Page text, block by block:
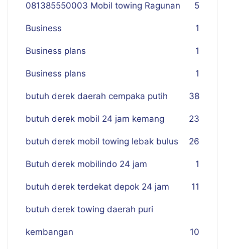
081385550003 Mobil towing Ragunan 5
Business 1
Business plans 1
Business plans 1
butuh derek daerah cempaka putih 38
butuh derek mobil 24 jam kemang 23
butuh derek mobil towing lebak bulus 26
Butuh derek mobilindo 24 jam 1
butuh derek terdekat depok 24 jam 11
butuh derek towing daerah puri
kembangan 10